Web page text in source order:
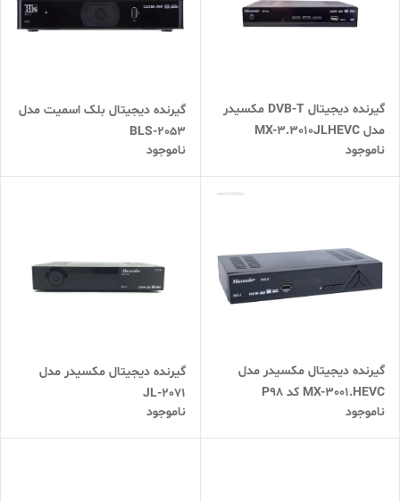
گیرنده دیجیتال DVB-T مکسیدر
مدل MX-3.3010JLHEVC
ناموجود
گیرنده دیجیتال بلک اسمیت مدل
BLS-2053
ناموجود
گیرنده دیجیتال مکسیدر مدل
MX-3001.HEVC کد P98
ناموجود
گیرنده دیجیتال مکسیدر مدل
2071-JL
ناموجود